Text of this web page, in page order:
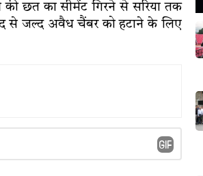
छत का सीमेंट गिरने से सरिया तक
से जल्द अवैध चैंबर को हटाने के लिए